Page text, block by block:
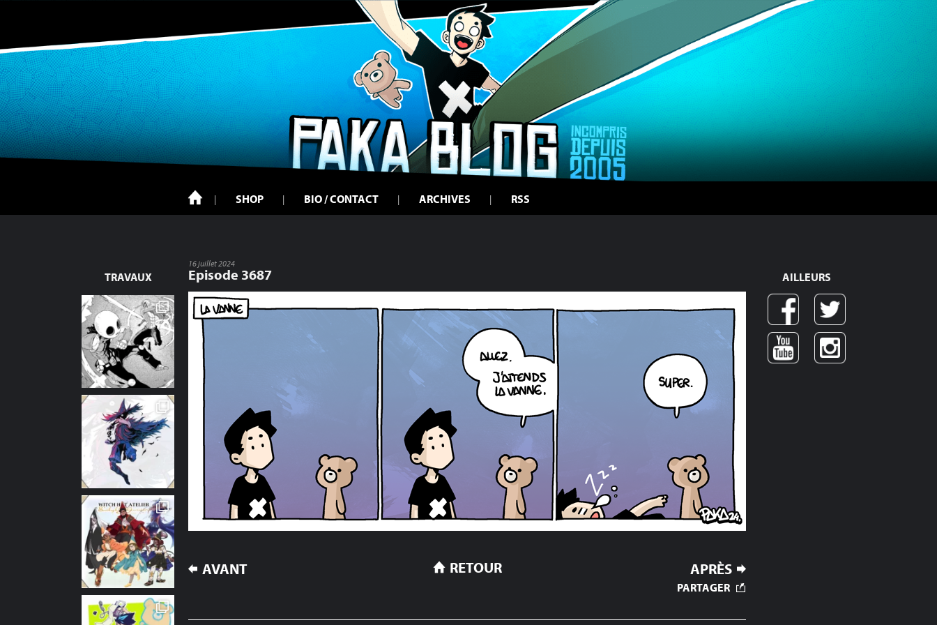
SHOP BIO / CONTACT ARCHIVES RSS
TRAVAUX
16 juillet 2024
Episode 3687
NAVIGATION
AVANT APRÈS
RETOUR
PARTAGER
AILLEURS